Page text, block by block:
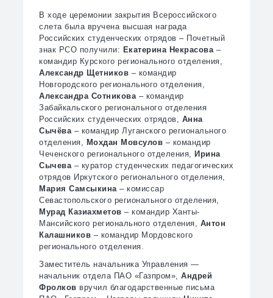
В ходе церемонии закрытия Всероссийского
слета была вручена высшая награда
Российских студенческих отрядов – Почетный
знак РСО получили: Екатерина Некрасова–
командир Курского регионального отделения,
Александр Щетников – командир
Новгородского регионального отделения,
Александра Сотникова– командир
Забайкальского регионального отделения
Российских студенческих отрядов, Анна
Сычёва– командир Луганского регионального
отделения, Мохдан Мовсулов – командир
Чеченского регионального отделения, Ирина
Сычева– куратор студенческих педагогических
отрядов Иркутского регионального отделения,
Мария Самсыкина– комиссар
Севастопольского регионального отделения,
Мурад Казиахметов – командир Ханты-
Мансийского регионального отделения, Антон
Калашников – командир Мордовского
регионального отделения.
Заместитель начальника Управления —
начальник отдела ПАО «Газпром»,Андрей
Фролков вручил благодарственные письма